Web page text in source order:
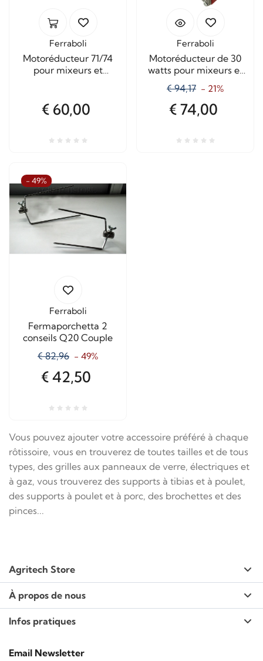
Ferraboli
Motoréducteur 71/74
pour mixeurs et
€ 60,00
Ferraboli
Motoréducteur de 30
watts pour mixeurs et
tournebroche sans
accessoires
€ 94,17 - 21%
€ 74,00
- 49%
Ferraboli
Fermaporchetta 2
conseils Q20 Couple
€ 82,96 - 49%
€ 42,50
Vous pouvez ajouter votre accessoire préféré à chaque
rôtissoire, vous en trouverez de toutes tailles et de tous
types, des grilles aux panneaux de verre, électriques et
à gaz, vous trouverez des supports à tibias et à poulet,
des supports à poulet et à porc, des brochettes et des
pinces...
Agritech Store
À propos de nous
Infos pratiques
Email Newsletter